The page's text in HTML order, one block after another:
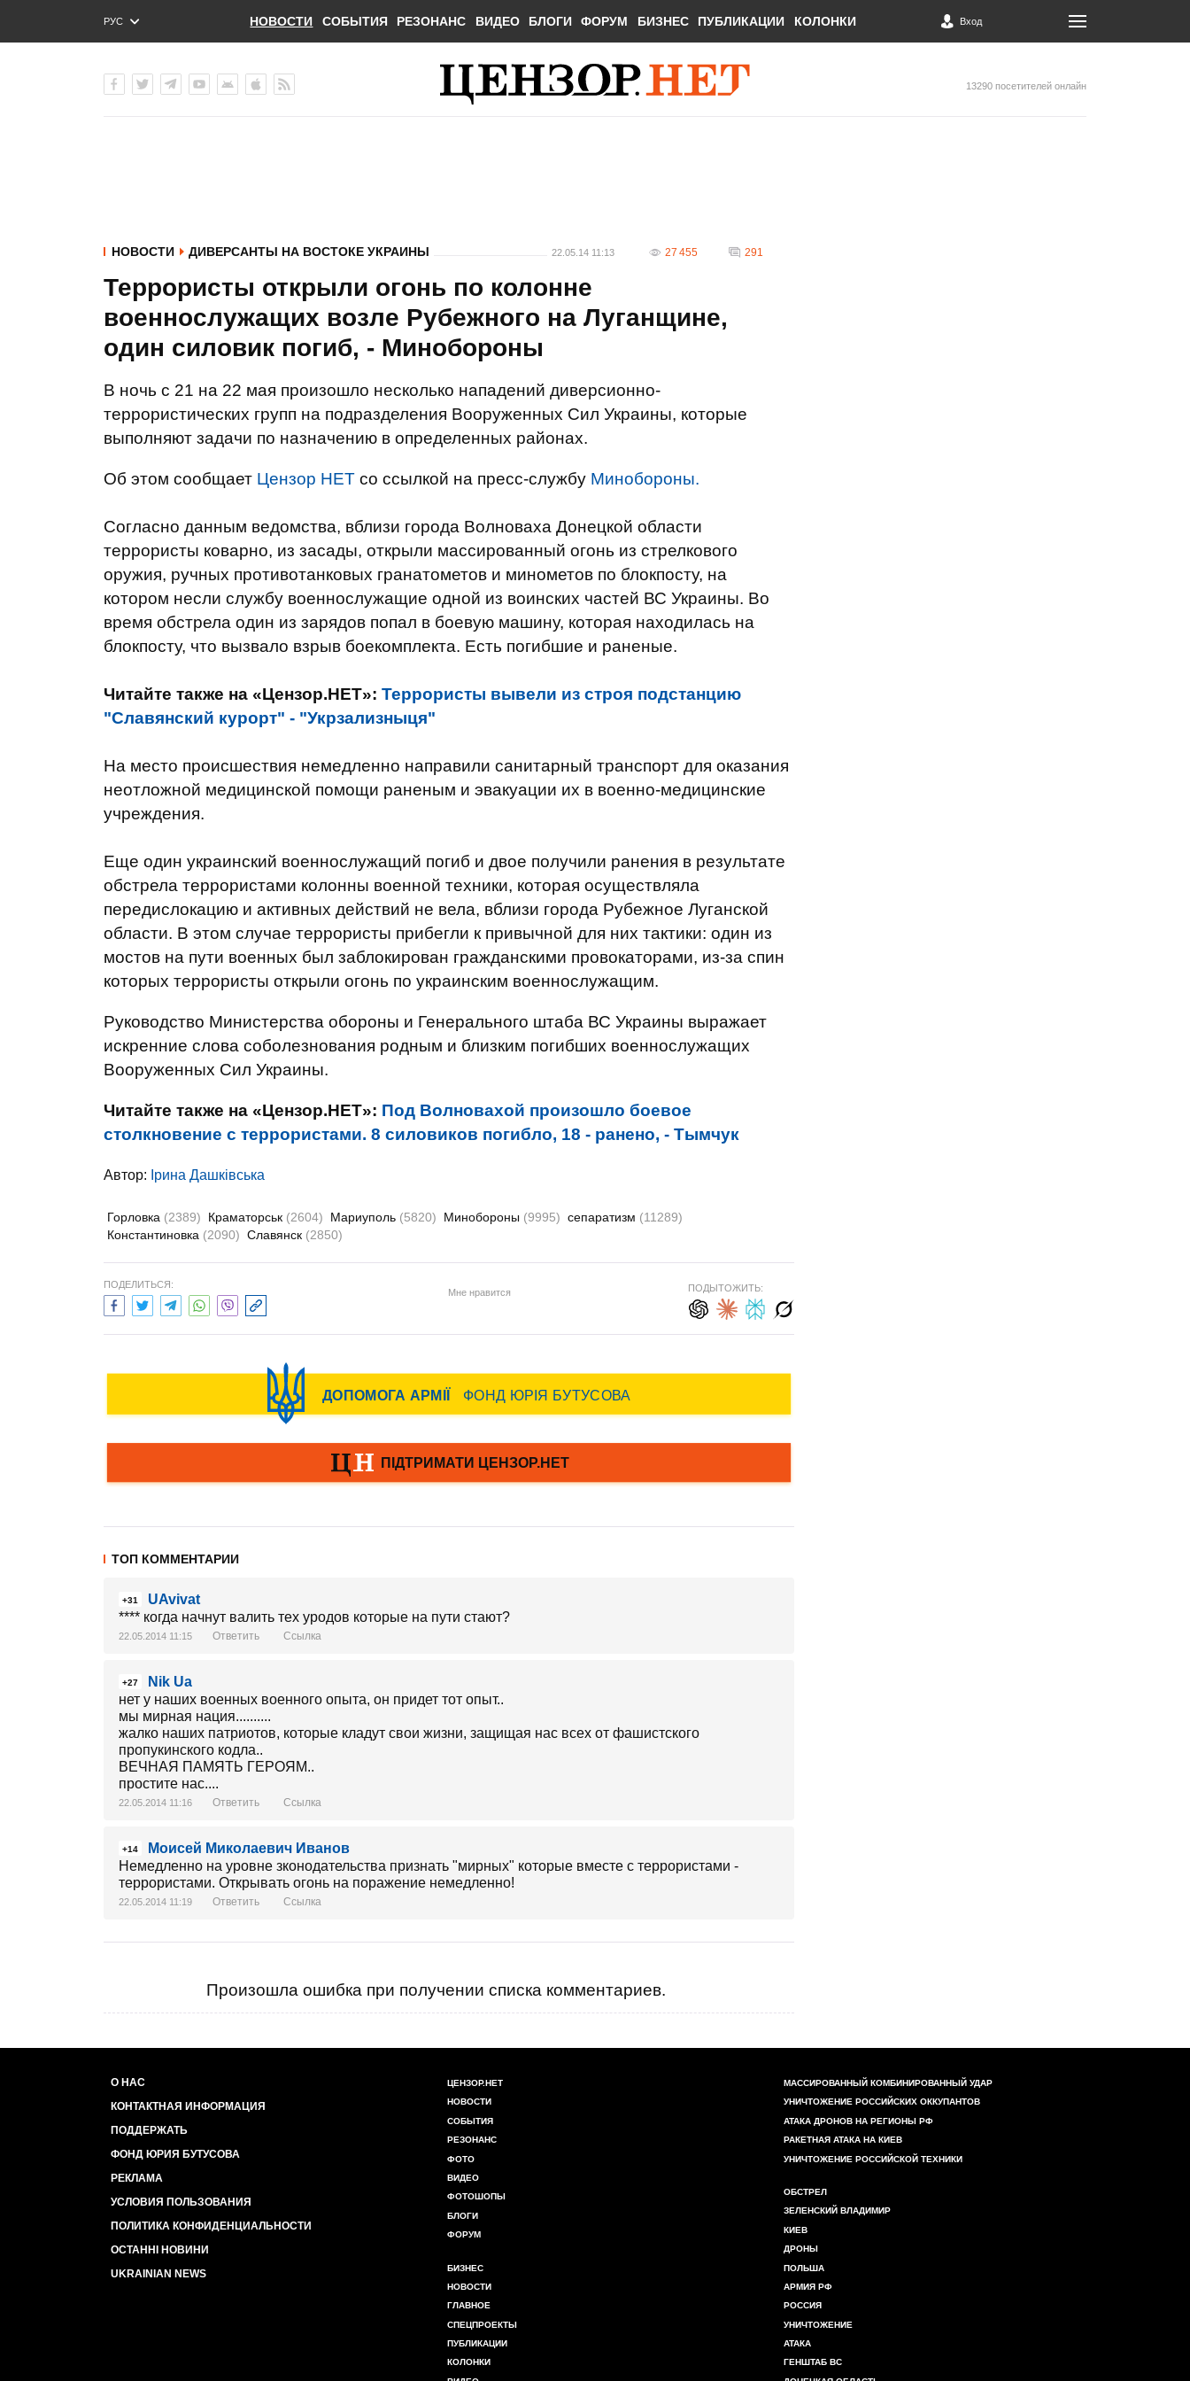
РУС
ENG
НОВОСТИ СОБЫТИЯ РЕЗОНАНС ВИДЕО БЛОГИ ФОРУМ БИЗНЕС ПУБЛИКАЦИИ КОЛОНКИ Вход
13290 посетителей онлайн
НОВОСТИ ДИВЕРСАНТЫ НА ВОСТОКЕ УКРАИНЫ 22.05.14 11:13 27 455 291
Террористы открыли огонь по колонне
военнослужащих возле Рубежного на Луганщине,
один силовик погиб, - Минобороны
В ночь с 21 на 22 мая произошло несколько нападений диверсионно-
террористических групп на подразделения Вооруженных Сил Украины, которые
выполняют задачи по назначению в определенных районах.
Об этом сообщает Цензор НЕТ со ссылкой на пресс-службу Минобороны.
Согласно данным ведомства, вблизи города Волноваха Донецкой области
террористы коварно, из засады, открыли массированный огонь из стрелкового
оружия, ручных противотанковых гранатометов и минометов по блокпосту, на
котором несли службу военнослужащие одной из воинских частей ВС Украины. Во
время обстрела один из зарядов попал в боевую машину, которая находилась на
блокпосту, что вызвало взрыв боекомплекта. Есть погибшие и раненые.
Читайте также на «Цензор.НЕТ»: Террористы вывели из строя подстанцию
"Славянский курорт" - "Укрзализныця"
На место происшествия немедленно направили санитарный транспорт для оказания
неотложной медицинской помощи раненым и эвакуации их в военно-медицинские
учреждения.
Еще один украинский военнослужащий погиб и двое получили ранения в результате
обстрела террористами колонны военной техники, которая осуществляла
передислокацию и активных действий не вела, вблизи города Рубежное Луганской
области. В этом случае террористы прибегли к привычной для них тактики: один из
мостов на пути военных был заблокирован гражданскими провокаторами, из-за спин
которых террористы открыли огонь по украинским военнослужащим.
Руководство Министерства обороны и Генерального штаба ВС Украины выражает
искренние слова соболезнования родным и близким погибших военнослужащих
Вооруженных Сил Украины.
Читайте также на «Цензор.НЕТ»: Под Волновахой произошло боевое
столкновение с террористами. 8 силовиков погибло, 18 - ранено, - Тымчук
Автор: Ірина Дашківська
Горловка (2389) Краматорськ (2604) Мариуполь (5820) Минобороны (9995) сепаратизм (11289)
Константиновка (2090) Славянск (2850)
ПОДЕЛИТЬСЯ:
Мне нравится ПОДЫТОЖИТЬ:
ТОП КОММЕНТАРИИ
+31
UAvivat
**** когда начнут валить тех уродов которые на пути стают?
22.05.2014 11:15 Ответить Ссылка
+27
Nik Ua
нет у наших военных военного опыта, он придет тот опыт..
мы мирная нация..........
жалко наших патриотов, которые кладут свои жизни, защищая нас всех от фашистского
пропукинского кодла..
ВЕЧНАЯ ПАМЯТЬ ГЕРОЯМ..
простите нас....
22.05.2014 11:16 Ответить Ссылка
+14
Моисей Миколаевич Иванов
Немедленно на уровне зконодательства признать "мирных" которые вместе с террористами -
террористами. Открывать огонь на поражение немедленно!
22.05.2014 11:19 Ответить Ссылка
Произошла ошибка при получении списка комментариев.
О НАС
КОНТАКТНАЯ ИНФОРМАЦИЯ
ПОДДЕРЖАТЬ
ФОНД ЮРИЯ БУТУСОВА
РЕКЛАМА
УСЛОВИЯ ПОЛЬЗОВАНИЯ
ПОЛИТИКА КОНФИДЕНЦИАЛЬНОСТИ
ОСТАННІ НОВИНИ
UKRAINIAN NEWS
ЦЕНЗОР.НЕТ
НОВОСТИ
СОБЫТИЯ
РЕЗОНАНС
ФОТО
ВИДЕО
ФОТОШОПЫ
БЛОГИ
ФОРУМ
БИЗНЕС
НОВОСТИ
ГЛАВНОЕ
СПЕЦПРОЕКТЫ
ПУБЛИКАЦИИ
КОЛОНКИ
МАССИРОВАННЫЙ КОМБИНИРОВАННЫЙ УДАР
УНИЧТОЖЕНИЕ РОССИЙСКИХ ОККУПАНТОВ
АТАКА ДРОНОВ НА РЕГИОНЫ РФ
РАКЕТНАЯ АТАКА НА КИЕВ
УНИЧТОЖЕНИЕ РОССИЙСКОЙ ТЕХНИКИ
ОБСТРЕЛ
ЗЕЛЕНСКИЙ ВЛАДИМИР
КИЕВ
ДРОНЫ
ПОЛЬША
АРМИЯ РФ
РОССИЯ
УНИЧТОЖЕНИЕ
АТАКА
ГЕНШТАБ ВС